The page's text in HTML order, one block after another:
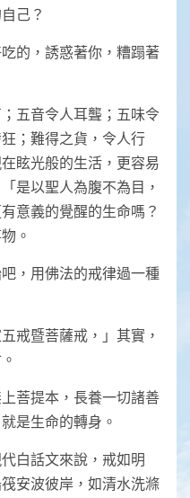
己？
的，誘惑著你，糟蹋著
五音令人耳聾；五味令
；難得之貨，令人行
眩光般的生活，更容易
是以聖人為腹不為目，
意義的覺醒的生命嗎？
。
，用佛法的戒律過一種
戒暨菩薩戒，」其實，
菩提本，長養一切諸善
是生命的轉身。
白話文來說，戒如明
安波彼岸，如清水洗滌